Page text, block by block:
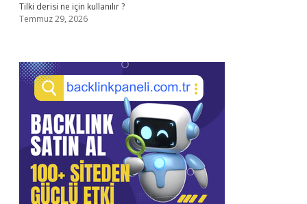
Tilki derisi ne için kullanılır ?
Temmuz 29, 2026